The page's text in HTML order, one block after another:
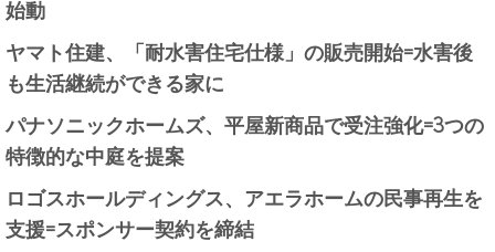
始動
ヤマト住建、「耐水害住宅仕様」の販売開始=水害後
も生活継続ができる家に
パナソニックホームズ、平屋新商品で受注強化=3つの
特徴的な中庭を提案
ロゴスホールディングス、アエラホームの民事再生を
支援=スポンサー契約を締結